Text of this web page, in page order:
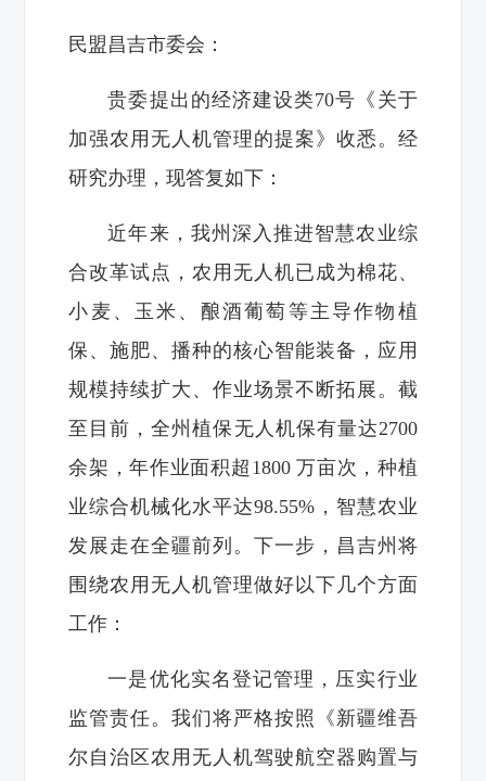
民盟昌吉市委会：
贵委提出的经济建设类70号《关于
加强农用无人机管理的提案》收悉。经
研究办理，现答复如下：
近年来，我州深入推进智慧农业综
合改革试点，农用无人机已成为棉花、
小麦、玉米、酿酒葡萄等主导作物植
保、施肥、播种的核心智能装备，应用
规模持续扩大、作业场景不断拓展。截
至目前，全州植保无人机保有量达2700
余架，年作业面积超1800 万亩次，种植
业综合机械化水平达98.55%，智慧农业
发展走在全疆前列。下一步，昌吉州将
围绕农用无人机管理做好以下几个方面
工作：
一是优化实名登记管理，压实行业
监管责任。我们将严格按照《新疆维吾
尔自治区农用无人机驾驶航空器购置与